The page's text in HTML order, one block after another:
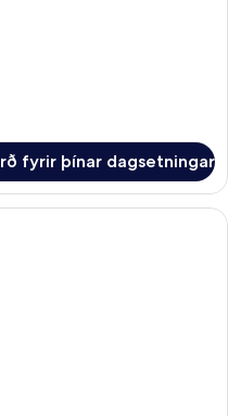
fyrir þínar dagsetningar
herbergi - sjávarsýn | 1